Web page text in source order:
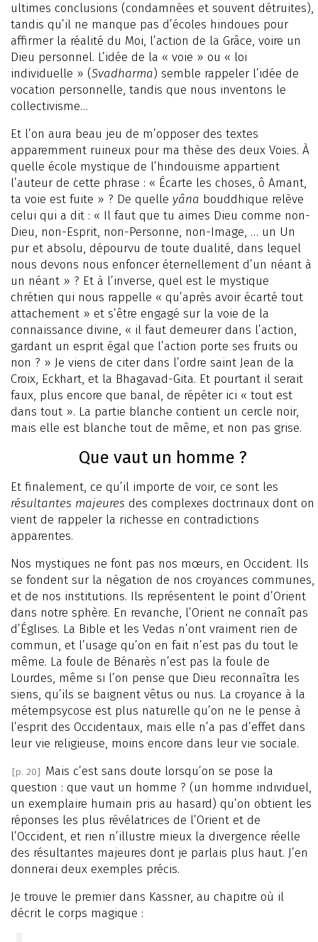
ultimes conclusions (condamnées et souvent détruites),
tandis qu’il ne manque pas d’écoles hindoues pour
affirmer la réalité du Moi, l’action de la Grâce, voire un
Dieu personnel. L’idée de la « voie » ou « loi
individuelle » (Svadharma) semble rappeler l’idée de
vocation personnelle, tandis que nous inventons le
collectivisme…
Et l’on aura beau jeu de m’opposer des textes
apparemment ruineux pour ma thèse des deux Voies. À
quelle école mystique de l’hindouisme appartient
l’auteur de cette phrase : « Écarte les choses, ô Amant,
ta voie est fuite » ? De quelle yâna bouddhique relève
celui qui a dit : « Il faut que tu aimes Dieu comme non-
Dieu, non-Esprit, non-Personne, non-Image, … un Un
pur et absolu, dépourvu de toute dualité, dans lequel
nous devons nous enfoncer éternellement d’un néant à
un néant » ? Et à l’inverse, quel est le mystique
chrétien qui nous rappelle « qu’après avoir écarté tout
attachement » et s’être engagé sur la voie de la
connaissance divine, « il faut demeurer dans l’action,
gardant un esprit égal que l’action porte ses fruits ou
non ? » Je viens de citer dans l’ordre saint Jean de la
Croix, Eckhart, et la Bhagavad-Gita. Et pourtant il serait
faux, plus encore que banal, de répéter ici « tout est
dans tout ». La partie blanche contient un cercle noir,
mais elle est blanche tout de même, et non pas grise.
Que vaut un homme ?
Et finalement, ce qu’il importe de voir, ce sont les
résultantes majeures des complexes doctrinaux dont on
vient de rappeler la richesse en contradictions
apparentes.
Nos mystiques ne font pas nos mœurs, en Occident. Ils
se fondent sur la négation de nos croyances communes,
et de nos institutions. Ils représentent le point d’Orient
dans notre sphère. En revanche, l’Orient ne connaît pas
d’Églises. La Bible et les Vedas n’ont vraiment rien de
commun, et l’usage qu’on en fait n’est pas du tout le
même. La foule de Bénarès n’est pas la foule de
Lourdes, même si l’on pense que Dieu reconnaîtra les
siens, qu’ils se baignent vêtus ou nus. La croyance à la
métempsycose est plus naturelle qu’on ne le pense à
l’esprit des Occidentaux, mais elle n’a pas d’effet dans
leur vie religieuse, moins encore dans leur vie sociale.
[p. 20] Mais c’est sans doute lorsqu’on se pose la
question : que vaut un homme ? (un homme individuel,
un exemplaire humain pris au hasard) qu’on obtient les
réponses les plus révélatrices de l’Orient et de
l’Occident, et rien n’illustre mieux la divergence réelle
des résultantes majeures dont je parlais plus haut. J’en
donnerai deux exemples précis.
Je trouve le premier dans Kassner, au chapitre où il
décrit le corps magique :